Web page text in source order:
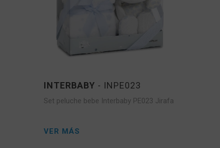
INTERBABY - INPE023
Set peluche bebe Interbaby PE023 Jirafa
VER MÁS